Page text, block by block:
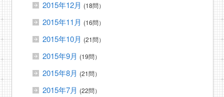
2015年12月 (18問）
2015年11月 (16問）
2015年10月 (21問）
2015年9月 (19問）
2015年8月 (21問）
2015年7月 (22問）